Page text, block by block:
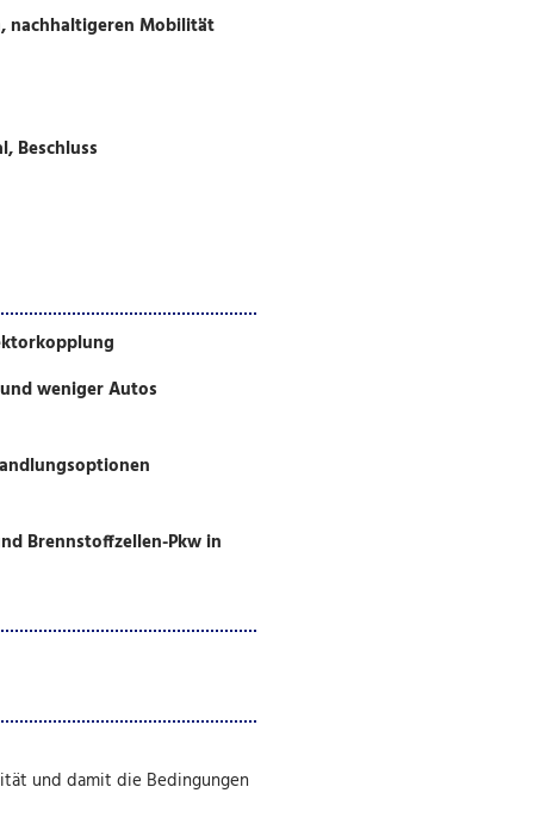
nachhaltigeren Mobilität
Beschluss
weniger Autos
Brennstoffzellen-Pkw in
und damit die Bedingungen